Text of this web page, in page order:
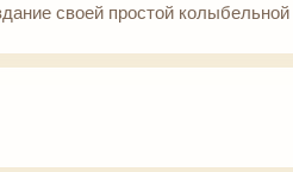
своей простой